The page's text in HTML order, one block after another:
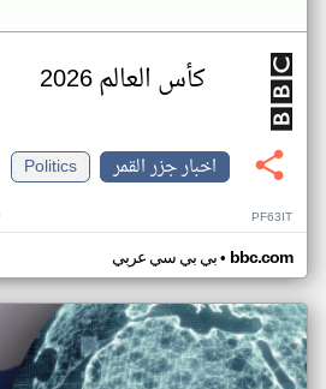
كأس العالم 2026
اخبار جزر القمر
Politics
PF63IT
بي بي سي عربي• bbc.com